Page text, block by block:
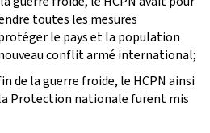
toutes les mesures
le pays et la population
conflit armé international;
de la guerre froide, le HCPN ainsi
Protection nationale furent mis